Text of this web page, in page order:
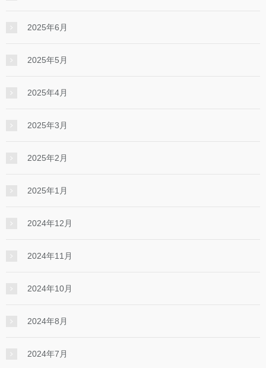
2025年6月
2025年5月
2025年4月
2025年3月
2025年2月
2025年1月
2024年12月
2024年11月
2024年10月
2024年8月
2024年7月